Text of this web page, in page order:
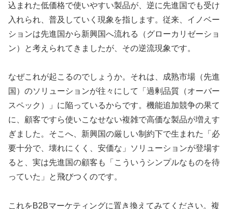
込まれた低価格で使いやすい製品が、逆に先進国でも受け
入れられ、普及していく現象を指します。従来、イノベー
ションは先進国から新興国へ流れる（グローカリゼーショ
ン）と考えられてきましたが、その逆流現象です。
なぜこれが起こるのでしょうか。それは、成熟市場（先進
国）のソリューションが往々にして「過剰品質（オーバー
スペック）」に陥っているからです。機能追加競争の果て
に、顧客ですら使いこなせない複雑で高価な製品が増えす
ぎました。そこへ、新興国の厳しい制約下で生まれた「必
要十分で、壊れにくく、安価な」ソリューションが登場す
ると、実は先進国の顧客も「こういうシンプルなものを待
っていた」と飛びつくのです。
これをB2Bマーケティングに置き換えてみてください。複